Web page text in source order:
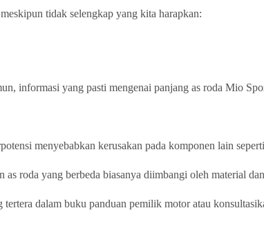
tidak selengkap yang kita harapkan:
informasi yang pasti mengenai panjang as roda Mio
menyebabkan kerusakan pada komponen lain
roda yang berbeda biasanya diimbangi oleh material
dalam buku panduan pemilik motor atau